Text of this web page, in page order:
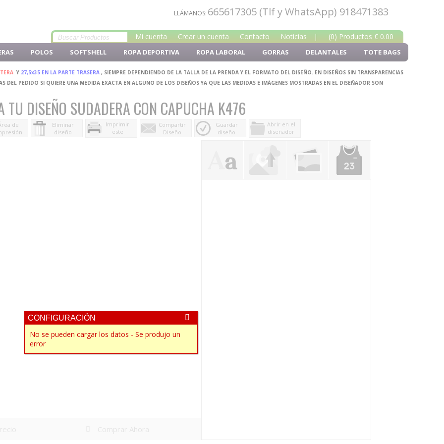
LLÁMANOS: 665617305 (Tlf y WhatsApp) 918471383
Mi cuenta Crear un cuenta Contacto Noticias | (0) Productos € 0.00
POLOS SOFTSHELL ROPA DEPORTIVA ROPA LABORAL GORRAS DELANTALES TOTE BAGS
Y 27,5x35 EN LA PARTE TRASERA , SIEMPRE DEPENDIENDO DE LA TALLA DE LA PRENDA Y EL FORMATO DEL DISEÑO. EN DISEÑOS SIN TRANSPARENCIAS
DEL PEDIDO SI QUIERE UNA MEDIDA EXACTA EN ALGUNO DE LOS DISEÑOS YA QUE LAS MEDIDAS E IMÁGENES MOSTRADAS EN EL DISEÑADOR SON
TU DISEÑO SUDADERA CON CAPUCHA K476
de
Eliminar
diseño
Imprimir
este
Compartir
Diseño
Guardar
diseño
Abrir en el
diseñador
CONFIGURACIÓN
No se pueden cargar los datos - Se produjo un
error